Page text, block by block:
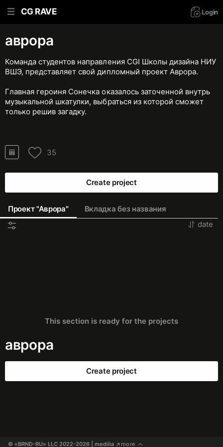
CG RAVE Login
аврора
Команда студентов направления CGI Школы дизайна НИУ
ВШЭ, представляет свой дипломный проект Аврора.
Главная героиня Сонечка оказалось заточенной внутрь
музыкальной шкатулки, выбраться из которой сможет
только решив загадку.
Create project
35
Проект "Аврора"
Вкладка без названия
date
This section is ready for the projects
аврора
Create project
© «BRND-RU» LLC 2022-2026 | mediiia ↗more